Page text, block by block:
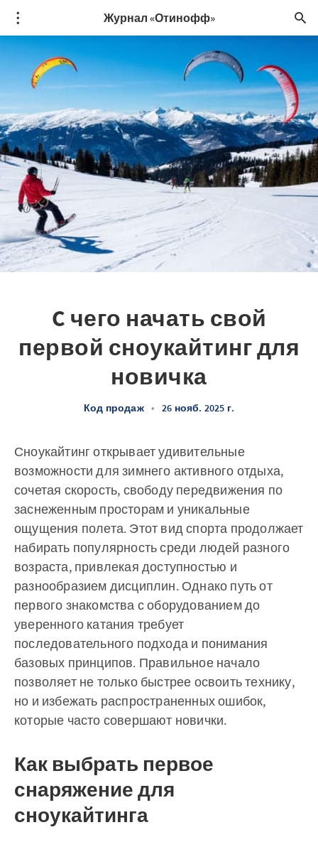
Журнал «Отинофф»
C чего начать свой
первой сноукайтинг для
новичка
Код продаж • 26 нояб. 2025 г.
Сноукайтинг открывает удивительные
возможности для зимнего активного отдыха,
сочетая скорость, свободу передвижения по
заснеженным просторам и уникальные
ощущения полета. Этот вид спорта продолжает
набирать популярность среди людей разного
возраста, привлекая доступностью и
разнообразием дисциплин. Однако путь от
первого знакомства с оборудованием до
уверенного катания требует
последовательного подхода и понимания
базовых принципов. Правильное начало
позволяет не только быстрее освоить технику,
но и избежать распространенных ошибок,
которые часто совершают новички.
Как выбрать первое
снаряжение для
сноукайтинга